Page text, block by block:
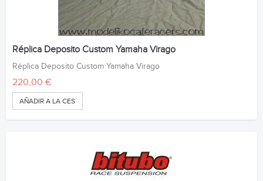
Réplica Deposito Custom Yamaha Virago
Réplica Deposito Custom Yamaha Virago
220,00 €
AÑADIR A LA CESTA